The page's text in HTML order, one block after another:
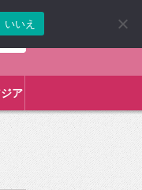
ア
いいえ